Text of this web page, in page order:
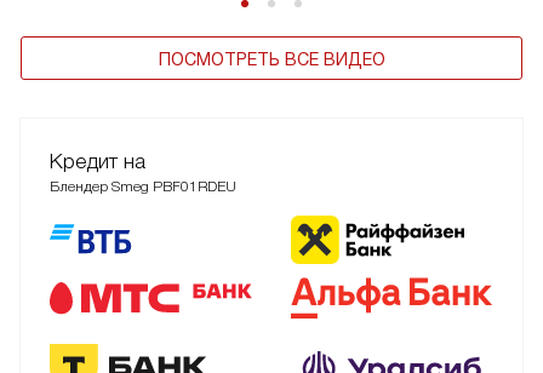
ПОСМОТРЕТЬ ВСЕ ВИДЕО
Кредит на
Блендер Smeg PBF01RDEU